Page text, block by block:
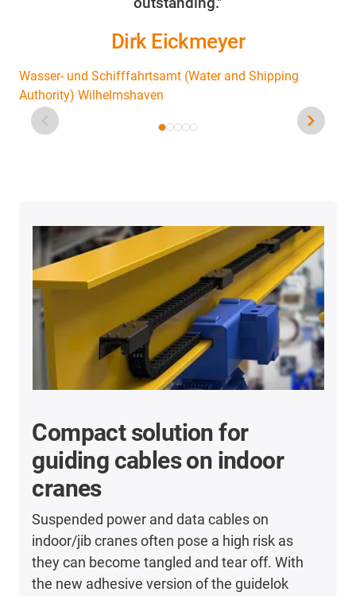
Dirk Eickmeyer
Wasser- und Schifffahrtsamt (Water and Shipping
Authority) Wilhelmshaven
Compact solution for
guiding cables on indoor
cranes
Suspended power and data cables on
indoor/jib cranes often pose a high risk as
they can become tangled and tear off. With
the new adhesive version of the guidelok